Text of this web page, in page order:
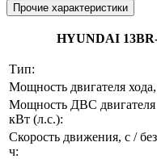
Прочие характеристики
HYUNDAI
Тип:
Мощность двигателя
Мощность ДВС двигателя
кВт (л.с.):
Скорость движения, с /
ч: